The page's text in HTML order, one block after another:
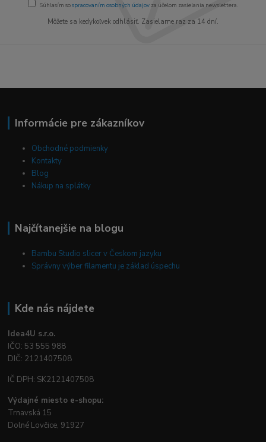
Súhlasím sospracovaním osobných údajov za účelom zasielania newslettera.
Môžete sa kedykoľvek odhlásiť. Zasielame raz za 14 dní.
Informácie pre zákazníkov
Obchodné podmienky
Kontakty
Blog
Nákup na splátky
Najčítanejšie na blogu
Bambu Studio slicer v Českom jazyku
Správny výber filamentu je základ úspechu
Kde nás nájdete
Idea4U s.r.o.
IČO: 53 555 988
DIČ: 2121407508
IČ DPH: SK2121407508
Výdajné miesto e-shopu:
Trnavská 15
Dolné Lovčice, 91927